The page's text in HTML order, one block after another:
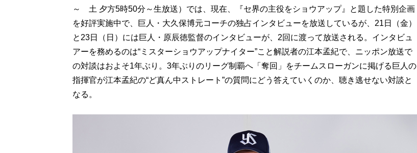
～ 土 夕方5時50分～生放送）では、現在、『セ界の主役をショウアップ』と題した特別企画
を好評実施中で、巨人・大久保博元コーチの独占インタビューを放送しているが、21日（金）
と23日（日）には巨人・原辰徳監督のインタビューが、2回に渡って放送される。インタビュ
アーを務めるのは“ミスターショウアップナイター”こと解説者の江本孟紀で、ニッポン放送で
の対談はおよそ1年ぶり。3年ぶりのリーグ制覇へ「奪回」をチームスローガンに掲げる巨人の
指揮官が江本孟紀の“ど真ん中ストレート”の質問にどう答えていくのか、聴き逃せない対談と
なる。